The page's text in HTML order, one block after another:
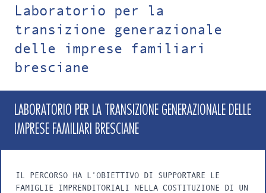
Laboratorio per la
transizione generazionale
delle imprese familiari
bresciane
LABORATORIO PER LA TRANSIZIONE GENERAZIONALE DELLE
IMPRESE FAMILIARI BRESCIANE
IL PERCORSO HA L’OBIETTIVO DI SUPPORTARE LE
FAMIGLIE IMPRENDITORIALI NELLA COSTITUZIONE DI UN